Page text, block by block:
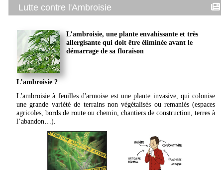
Lutte contre l'Ambroisie
L’ambroisie, une plante envahissante et très
allergisante qui doit être éliminée avant le
démarrage de sa floraison
L’ambroisie ?
L'ambroisie à feuilles d'armoise est une plante invasive, qui colonise
une grande variété de terrains non végétalisés ou remaniés (espaces
agricoles, bords de route ou chemin, chantiers de construction, terres à
l’abandon…).